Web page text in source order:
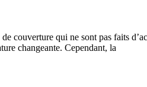
couverture qui ne sont pas faits
changeante. Cependant, la